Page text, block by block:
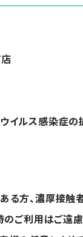
イルス感染症
方、濃厚接触
ご利用はご遠慮